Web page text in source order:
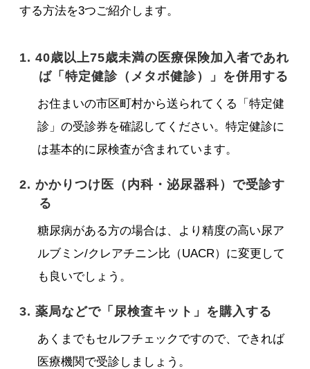
する方法を3つご紹介します。
1. 40歳以上75歳未満の医療保険加入者であれ
ば「特定健診（メタボ健診）」を併用する
お住まいの市区町村から送られてくる「特定健
診」の受診券を確認してください。特定健診に
は基本的に尿検査が含まれています。
2. かかりつけ医（内科・泌尿器科）で受診す
る
糖尿病がある方の場合は、より精度の高い尿ア
ルブミン/クレアチニン比（UACR）に変更して
も良いでしょう。
3. 薬局などで「尿検査キット」を購入する
あくまでもセルフチェックですので、できれば
医療機関で受診しましょう。